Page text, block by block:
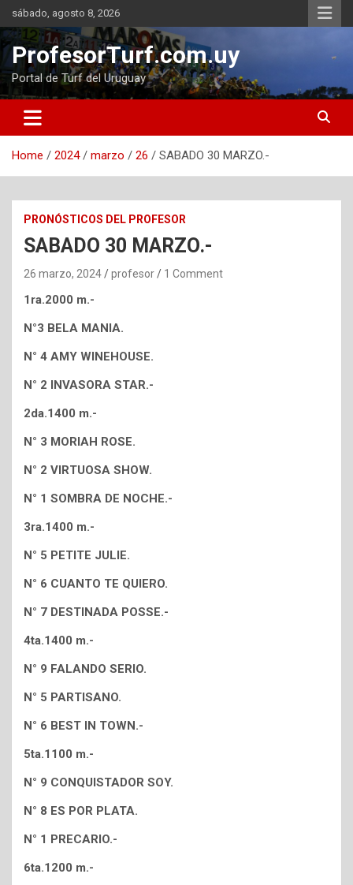
Skip
to
content
sábado, agosto 8, 2026
ProfesorTurf.com.uy
Portal de Turf del Uruguay
Home 2024 marzo 26 SABADO 30 MARZO.-
PRONÓSTICOS DEL PROFESOR
SABADO 30 MARZO.-
26 marzo, 2024 profesor 1 Comment
1ra.2000 m.-
N°3 BELA MANIA.
N° 4 AMY WINEHOUSE.
N° 2 INVASORA STAR.-
2da.1400 m.-
N° 3 MORIAH ROSE.
N° 2 VIRTUOSA SHOW.
N° 1 SOMBRA DE NOCHE.-
3ra.1400 m.-
N° 5 PETITE JULIE.
N° 6 CUANTO TE QUIERO.
N° 7 DESTINADA POSSE.-
4ta.1400 m.-
N° 9 FALANDO SERIO.
N° 5 PARTISANO.
N° 6 BEST IN TOWN.-
5ta.1100 m.-
N° 9 CONQUISTADOR SOY.
N° 8 ES POR PLATA.
N° 1 PRECARIO.-
6ta.1200 m.-